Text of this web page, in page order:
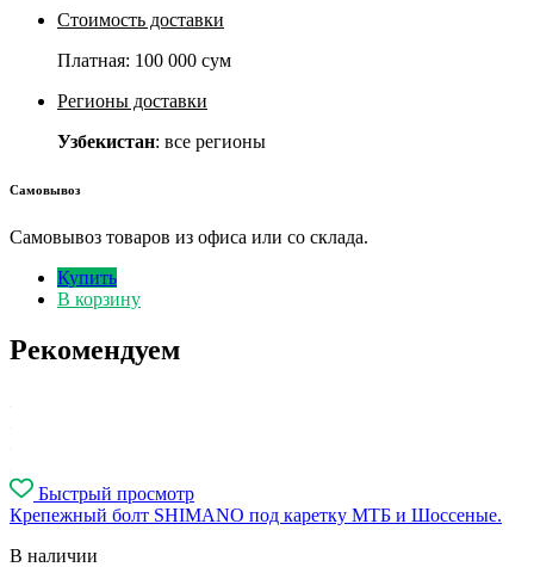
Стоимость доставки
Платная: 100 000 сум
Регионы доставки
Узбекистан: все регионы
Самовывоз
Самовывоз товаров из офиса или со склада.
Купить
В корзину
Рекомендуем
Быстрый просмотр
Крепежный болт SHIMANO под каретку МТБ и Шоссеные.
В наличии